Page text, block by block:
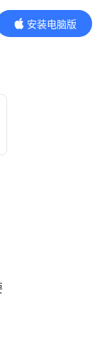
安装电脑版
内容更精彩